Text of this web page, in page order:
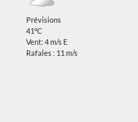
Prévisions
41°C
Vent: 4 m/s E
Rafales : 11 m/s